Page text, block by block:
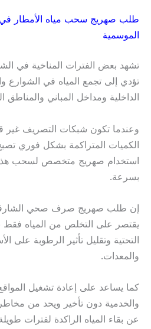
طلب صهريج سحب مياه الأمطار في
الموسمية
تشهد بعض الفترات المناخية في
تؤدي إلى تجمع المياه في الشوارع
الداخلية ومداخل المباني والمناطق
وعندما تكون شبكات التصريف غير
الكميات المتراكمة بشكل فوري
استخدام صهريج متخصص لسحب هذه
بسرعة.
إن طلب صهريج صرف صحي الشارقة
يقتصر على التخلص من المياه فقط
التحتية وتقليل تأثير الرطوبة على
والمعدات.
كما يساعد على إعادة تشغيل المواقع
والخدمية دون تأخير ويحد من مخاطر
عن بقاء المياه الراكدة لفترات